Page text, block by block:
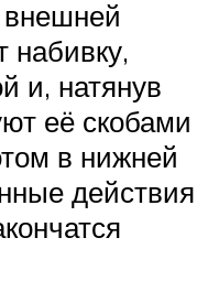
внешней
набивку,
и, натянув
её скобами
в нижней
действия